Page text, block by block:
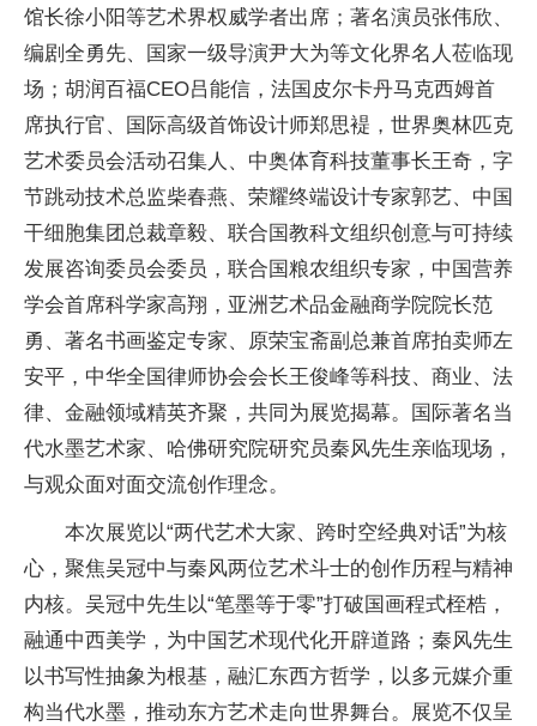
馆长徐小阳等艺术界权威学者出席；著名演员张伟欣、
编剧全勇先、
国家一级导演尹大为等文化界名人莅临现
场；胡润百福CEO吕能信，法国皮尔卡丹马克西姆首
席执行官、国际高级首饰设计师郑思褆，世界奥林匹克
艺术委员会活动召集人、中奥体育科技董事长王奇，字
节跳动技术总监柴春燕、荣耀终端设计专家郭艺、 中国
干细胞集团总裁章毅、 联合国教科文组织创意与可持续
发展咨询委员会委员， 联合国粮农组织专家， 中国营养
学会首席科学家高翔，亚洲艺术品金融商学院院长范
勇、著名书画鉴定专家、原荣宝斋副 总兼首席拍卖师左
安平，中华全国律师协会会长王俊峰等科技、商业、 法
律、 金融领域精英齐聚，共同为展览揭幕。国际著名当
代水墨艺术家、哈佛研究院研究员秦风先生亲临现场，
与观众面对面交流创作理念。
本次展览以“两代艺术大家、跨时空经典对话”为核
心，聚焦吴冠中与秦风两位艺术斗士的创作历程与精神
内核。吴冠中先生以“笔墨等于零”打破国画程式桎梏，
融通中西美学，为中国艺术现代化开辟道路；秦风先生
以书写性抽象为根基，融汇东西方哲学，以多元媒介重
构当代水墨，推动东方艺术走向世界舞台。展览不仅呈